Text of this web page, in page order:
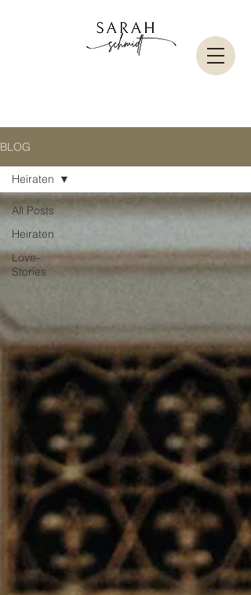
BLOG
All Posts
Heiraten
Love-
Stories
Heiraten